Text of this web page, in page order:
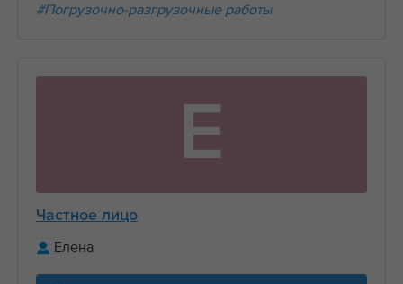
#Погрузочно-разгрузочные работы
Е
Частное лицо
Елена